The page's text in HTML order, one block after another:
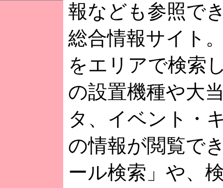
報なども参照で
総合情報サイト
をエリアで検索
の設置機種や大
タ、イベント・
の情報が閲覧で
ール検索」や、